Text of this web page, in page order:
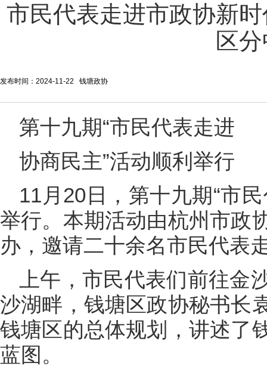
市民代表走进市政协新
区
发布时间：2024-11-22 钱塘政协
第十九期“市民代表走进
协商民主”活动顺利举行
11月20日，第十九期“市
举行。本期活动由杭州市政
办，邀请二十余名市民代表
上午，市民代表们前往金
沙湖畔，钱塘区政协秘书长
钱塘区的总体规划，讲述了
蓝图。